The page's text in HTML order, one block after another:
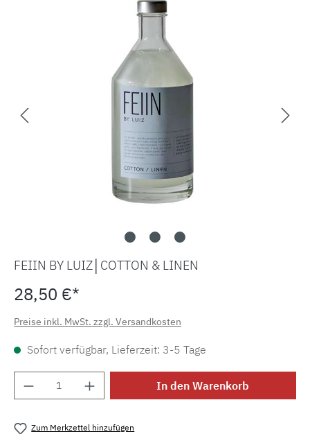
FEIIN BY LUIZ│COTTON & LINEN
28,50 €*
Preise inkl. MwSt. zzgl. Versandkosten
Sofort verfügbar, Lieferzeit: 3-5 Tage
Produkt Anzahl: Gib den gewünschten
In den Warenkorb
Zum Merkzettel hinzufügen